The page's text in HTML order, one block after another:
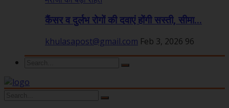
कैंसर व दुर्लभ रोगों की दवाएं होंगी सस्ती, सीमा...
khulasapost@gmail.com Feb 3, 2026 96